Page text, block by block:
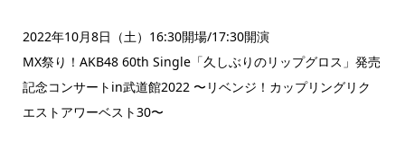
2022年10月8日（土）16:30開場/17:30開演
MX祭り！AKB48 60th Single「久しぶりのリップグロス」発売
記念コンサートin武道館2022 〜リベンジ！カップリングリク
エストアワーベスト30〜